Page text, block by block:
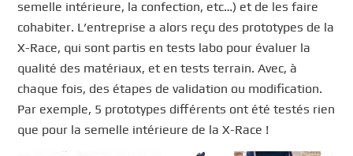
semelle intérieure, la confection, etc…) et de les faire
cohabiter. L’entreprise a alors reçu des prototypes de la
X-Race, qui sont partis en tests labo pour évaluer la
qualité des matériaux, et en tests terrain. Avec, à
chaque fois, des étapes de validation ou modification.
Par exemple, 5 prototypes différents ont été testés rien
que pour la semelle intérieure de la X-Race !